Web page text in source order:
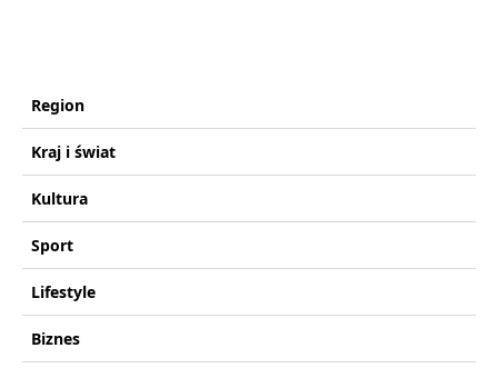
Region
Kraj i świat
Kultura
Sport
Lifestyle
Biznes